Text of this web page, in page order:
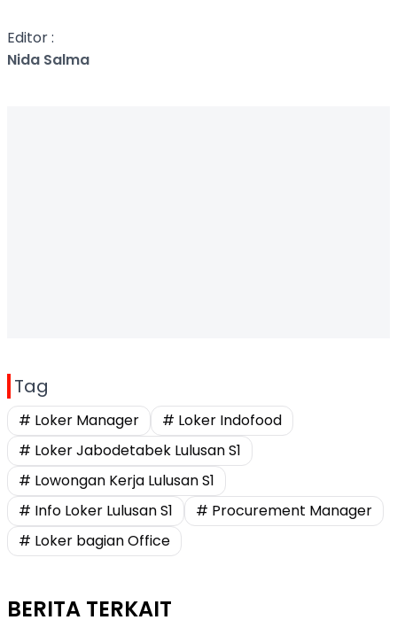
Editor :
Nida Salma
Tag
# Loker Manager
# Loker Indofood
# Loker Jabodetabek Lulusan S1
# Lowongan Kerja Lulusan S1
# Info Loker Lulusan S1
# Procurement Manager
# Loker bagian Office
BERITA TERKAIT